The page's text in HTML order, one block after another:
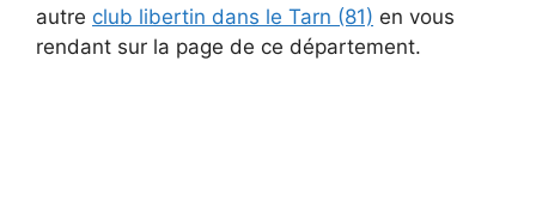
autre club libertin dans le Tarn (81) en vous
rendant sur la page de ce département.